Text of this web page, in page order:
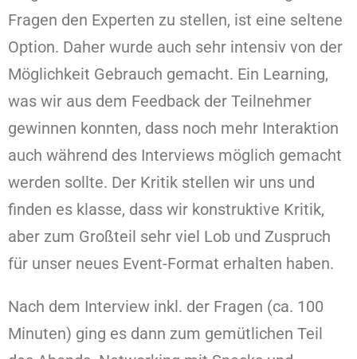
Fragen den Experten zu stellen, ist eine seltene
Option. Daher wurde auch sehr intensiv von der
Möglichkeit Gebrauch gemacht. Ein Learning,
was wir aus dem Feedback der Teilnehmer
gewinnen konnten, dass noch mehr Interaktion
auch während des Interviews möglich gemacht
werden sollte. Der Kritik stellen wir uns und
finden es klasse, dass wir konstruktive Kritik,
aber zum Großteil sehr viel Lob und Zuspruch
für unser neues Event-Format erhalten haben.
Nach dem Interview inkl. der Fragen (ca. 100
Minuten) ging es dann zum gemütlichen Teil